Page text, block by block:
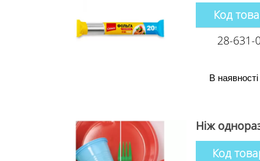
Код
28-631-
В наявності
Ніж
Код